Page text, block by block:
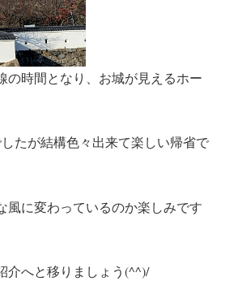
の時間となり、お城が見えるホー
たが結構色々出来て楽しい帰省で
風に変わっているのか楽しみです
介へと移りましょう(^^)/